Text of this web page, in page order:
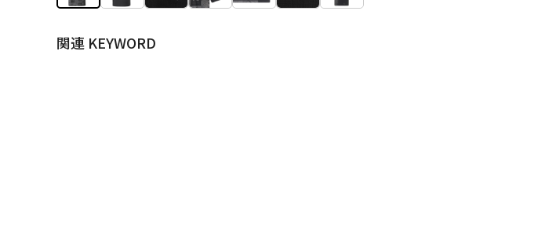
関連 KEYWORD